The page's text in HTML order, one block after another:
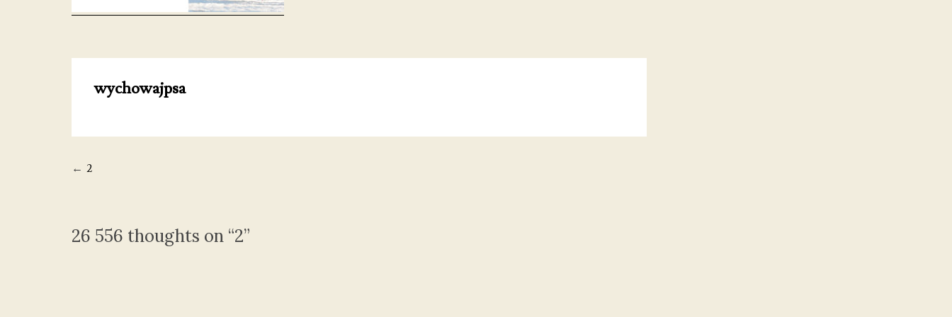
wychowajpsa
Nawigacja
2
26 556 thoughts on “2”